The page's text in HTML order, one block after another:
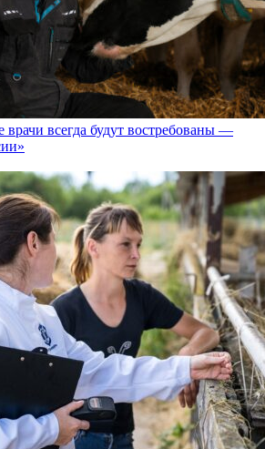
всегда будут востребованы —